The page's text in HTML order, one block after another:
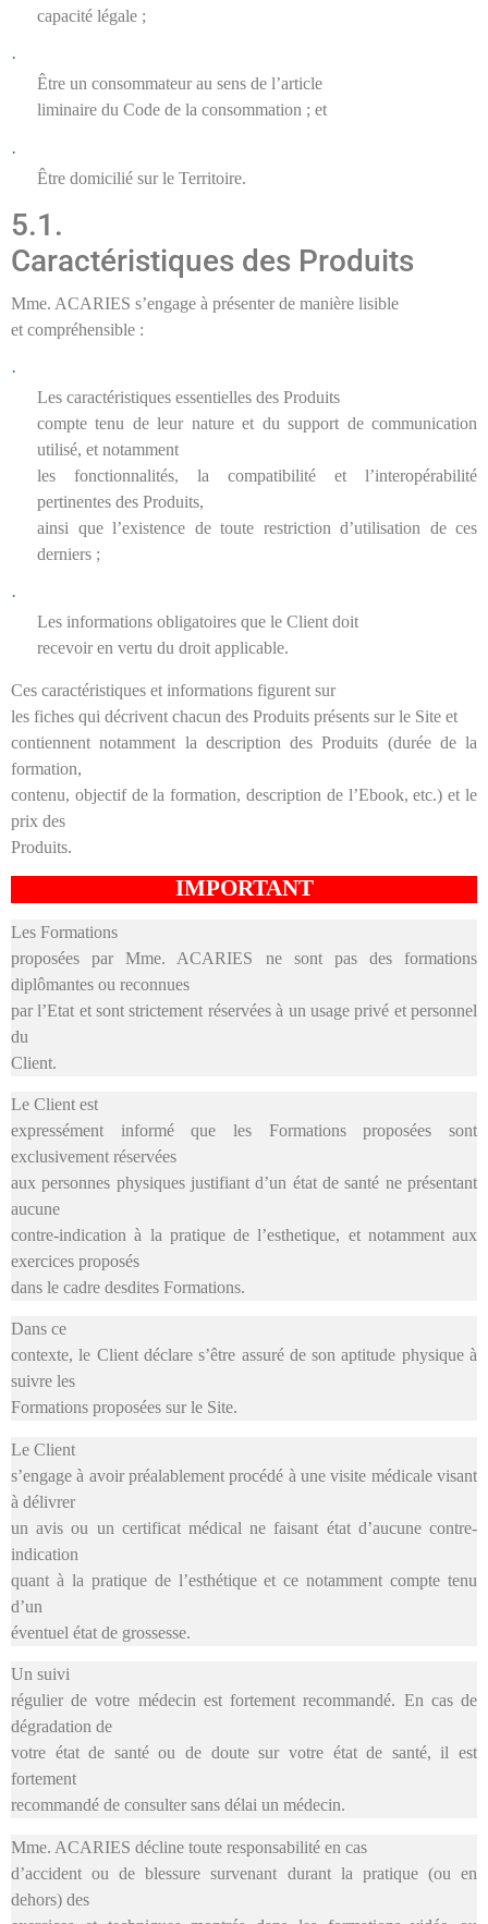
capacité légale ;
·
Être un consommateur au sens de l’article
liminaire du Code de la consommation ; et
·
Être domicilié sur le Territoire.
5.1.
Caractéristiques des Produits
Mme. ACARIES s’engage à présenter de manière lisible
et compréhensible :
·
Les caractéristiques essentielles des Produits
compte tenu de leur nature et du support de communication
utilisé, et notamment
les fonctionnalités, la compatibilité et l’interopérabilité
pertinentes des Produits,
ainsi que l’existence de toute restriction d’utilisation de ces
derniers ;
·
Les informations obligatoires que le Client doit
recevoir en vertu du droit applicable.
Ces caractéristiques et informations figurent sur
les fiches qui décrivent chacun des Produits présents sur le Site et
contiennent notamment la description des Produits (durée de la
formation,
contenu, objectif de la formation, description de l’Ebook, etc.) et le
prix des
Produits.
IMPORTANT
Les Formations
proposées par Mme. ACARIES ne sont pas des formations
diplômantes ou reconnues
par l’Etat et sont strictement réservées à un usage privé et personnel
du
Client.
Le Client est
expressément informé que les Formations proposées sont
exclusivement réservées
aux personnes physiques justifiant d’un état de santé ne présentant
aucune
contre-indication à la pratique de l’esthetique, et notamment aux
exercices proposés
dans le cadre desdites Formations.
Dans ce
contexte, le Client déclare s’être assuré de son aptitude physique à
suivre les
Formations proposées sur le Site.
Le Client
s’engage à avoir préalablement procédé à une visite médicale visant
à délivrer
un avis ou un certificat médical ne faisant état d’aucune contre-
indication
quant à la pratique de l’esthétique et ce notamment compte tenu
d’un
éventuel état de grossesse.
Un suivi
régulier de votre médecin est fortement recommandé. En cas de
dégradation de
votre état de santé ou de doute sur votre état de santé, il est
fortement
recommandé de consulter sans délai un médecin.
Mme. ACARIES décline toute responsabilité en cas
d’accident ou de blessure survenant durant la pratique (ou en
dehors) des